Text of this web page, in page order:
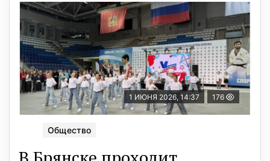
1 ИЮНЯ 2026, 14:37 176
Общество